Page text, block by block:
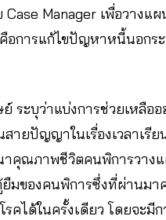
Manager เพื่อวางแ
อการแก้ไขปัญหาหนี้นอกร
ระบุว่าแบ่งการช่วยเหลืออ
ายปัญญาในเรื่องเวลาเรีย
าคุณภาพชีวิตคนพิการวาง
ของคนพิการซึ่งที่ผ่านมา
คได้ในครั้งเดียว โดยจะมีก